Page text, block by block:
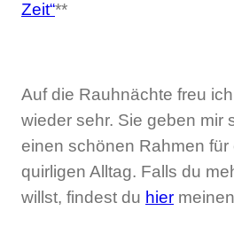
Zeit“**
Auf die Rauhnächte freu
wieder sehr. Sie geben mir
einen schönen Rahmen für
quirligen Alltag. Falls du
willst, findest du hier